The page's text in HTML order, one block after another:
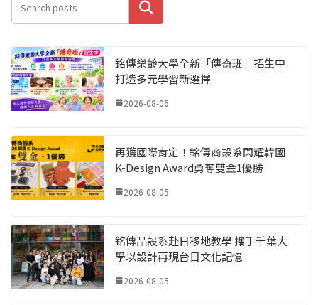
搜尋
銘傳樂齡大學全新「傳奇班」招生中
打造多元學習新選擇
2026-08-06
再獲國際肯定！銘傳商設系閃耀韓國
K-Design Award勇奪雙金1優勝
2026-08-05
銘傳品設系赴日移地教學 攜手千葉大
學以設計再現台日文化記憶
2026-08-05